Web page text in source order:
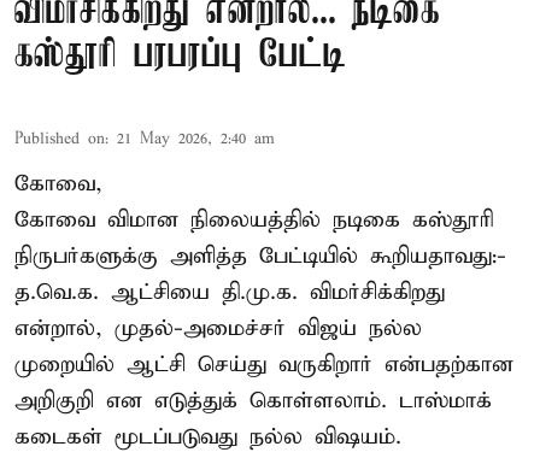
விமர்சிக்கிறது என்றால்... நடிகை
கஸ்தூரி பரபரப்பு பேட்டி
Published on: 21 May 2026, 2:40 am
கோவை,
கோவை விமான நிலையத்தில் நடிகை கஸ்தூரி
நிருபர்களுக்கு அளித்த பேட்டியில் கூறியதாவது:-
த.வெ.க. ஆட்சியை தி.மு.க. விமர்சிக்கிறது
என்றால், முதல்-அமைச்சர் விஜய் நல்ல
முறையில் ஆட்சி செய்து வருகிறார் என்பதற்கான
அறிகுறி என எடுத்துக் கொள்ளலாம். டாஸ்மாக்
கடைகள் மூடப்படுவது நல்ல விஷயம்.